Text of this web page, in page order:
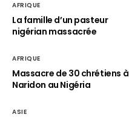
AFRIQUE
La famille d’un pasteur
nigérian massacrée
AFRIQUE
Massacre de 30 chrétiens à
Naridon au Nigéria
ASIE